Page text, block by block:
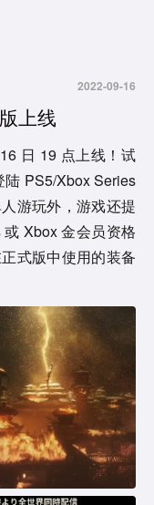
2022-09-16
上线
日 19 点上线！试
PS5/Xbox Series
游玩外，游戏还提
Xbox 金会员资格
式版中使用的装备